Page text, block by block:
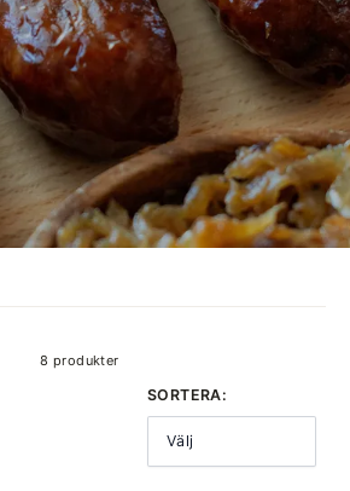
8 produkter
SORTERA:
Välj